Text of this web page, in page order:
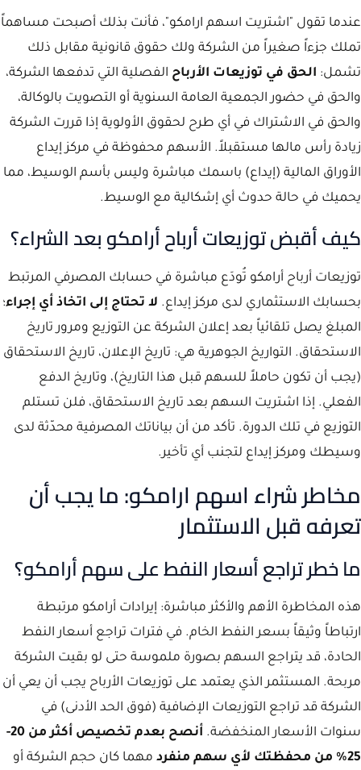
عندما تقول "اشتريت اسهم ارامكو"، فأنت بذلك أصبحت مساهماً
تملك جزءاً صغيراً من الشركة ولك حقوق قانونية مقابل ذلك
تشمل: الحق في توزيعات الأرباح الفصلية التي تدفعها الشركة،
والحق في حضور الجمعية العامة السنوية أو التصويت بالوكالة،
والحق في الاشتراك في أي طرح لحقوق الأولوية إذا قررت الشركة
زيادة رأس مالها مستقبلاً. الأسهم محفوظة في مركز إيداع
الأوراق المالية (إيداع) باسمك مباشرة وليس بأسم الوسيط، مما
يحميك في حالة حدوث أي إشكالية مع الوسيط.
كيف أقبض توزيعات أرباح أرامكو بعد الشراء؟
توزيعات أرباح أرامكو تُودَع مباشرة في حسابك المصرفي المرتبط
بحسابك الاستثماري لدى مركز إيداع. لا تحتاج إلى اتخاذ أي إجراء؛
المبلغ يصل تلقائياً بعد إعلان الشركة عن التوزيع ومرور تاريخ
الاستحقاق. التواريخ الجوهرية هي: تاريخ الإعلان، تاريخ الاستحقاق
(يجب أن تكون حاملاً للسهم قبل هذا التاريخ)، وتاريخ الدفع
الفعلي. إذا اشتريت السهم بعد تاريخ الاستحقاق، فلن تستلم
التوزيع في تلك الدورة. تأكد من أن بياناتك المصرفية محدّثة لدى
وسيطك ومركز إيداع لتجنب أي تأخير.
مخاطر شراء اسهم ارامكو: ما يجب أن
تعرفه قبل الاستثمار
ما خطر تراجع أسعار النفط على سهم أرامكو؟
هذه المخاطرة الأهم والأكثر مباشرة: إيرادات أرامكو مرتبطة
ارتباطاً وثيقاً بسعر النفط الخام. في فترات تراجع أسعار النفط
الحادة، قد يتراجع السهم بصورة ملموسة حتى لو بقيت الشركة
مربحة. المستثمر الذي يعتمد على توزيعات الأرباح يجب أن يعي أن
الشركة قد تراجع التوزيعات الإضافية (فوق الحد الأدنى) في
سنوات الأسعار المنخفضة.
أنصح بعدم تخصيص أكثر من 20-
25% من محفظتك لأي سهم منفرد
مهما كان حجم الشركة أو